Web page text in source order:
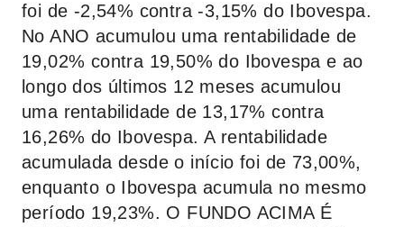
foi de -2,54% contra -3,15% do Ibovespa.
No ANO acumulou uma rentabilidade de
19,02% contra 19,50% do Ibovespa e ao
longo dos últimos 12 meses acumulou
uma rentabilidade de 13,17% contra
16,26% do Ibovespa. A rentabilidade
acumulada desde o início foi de 73,00%,
enquanto o Ibovespa acumula no mesmo
período 19,23%. O FUNDO ACIMA É